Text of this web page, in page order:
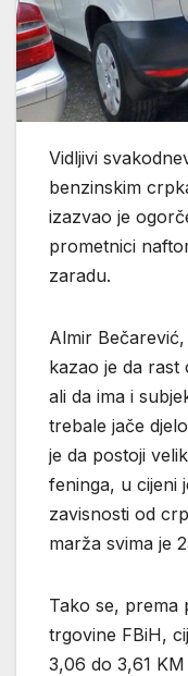
Vidljivi
benzinskim
izazvao je
prometnici
zaradu.
Almir
kazao je da rast
ali da ima i
trebale jače
je da postoji
feninga, u cijeni
zavisnosti od
marža svima je
Tako se, prema
trgovine FBiH,
3,06 do 3,61